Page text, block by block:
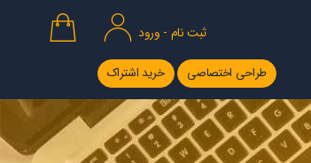
ثبت نام - ورود
طراحی اختصاصی خرید اشتراک